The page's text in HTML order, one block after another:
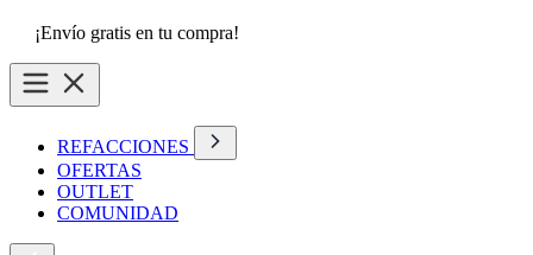
¡Envío gratis en tu compra!
REFACCIONES
OFERTAS
OUTLET
COMUNIDAD